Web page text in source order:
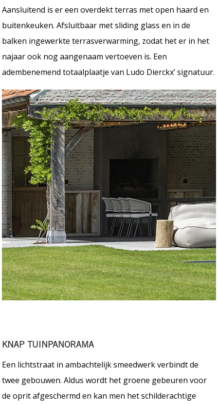
Aansluitend is er een overdekt terras met open haard en
buitenkeuken. Afsluitbaar met sliding glass en in de
balken ingewerkte terrasverwarming, zodat het er in het
najaar ook nog aangenaam vertoeven is. Een
adembenemend totaalplaatje van Ludo Dierckx’ signatuur.
KNAP TUINPANORAMA
Een lichtstraat in ambachtelijk smeedwerk verbindt de
twee gebouwen. Aldus wordt het groene gebeuren voor
de oprit afgeschermd en kan men het schilderachtige